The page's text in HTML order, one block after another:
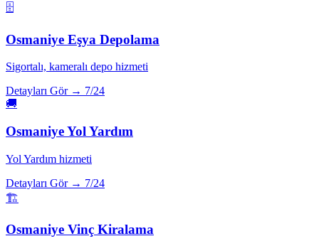
🗄️
Osmaniye Eşya Depolama
Sigortalı, kameralı depo hizmeti
Detayları Gör → 7/24
🚚
OsmaniyeYol Yardım
Yol Yardım hizmeti
Detayları Gör → 7/24
🏗️
Osmaniye Vinç Kiralama